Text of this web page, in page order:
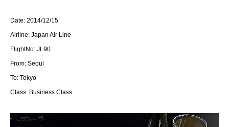
Date: 2014/12/15
Airline: Japan Air Line
FlightNo: JL90
From: Seoul
To: Tokyo
Class: Business Class